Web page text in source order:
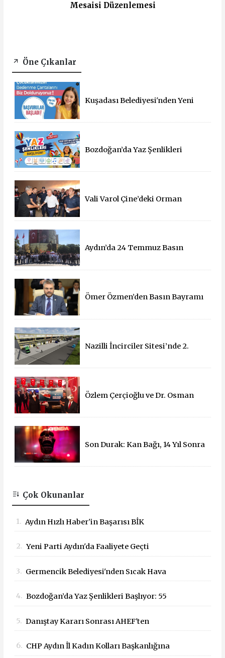
Mesaisi Düzenlemesi
Öne Çıkanlar
Kuşadası Belediyesi'nden Yeni
Bozdoğan’da Yaz Şenlikleri
Vali Varol Çine’deki Orman
Aydın’da 24 Temmuz Basın
Ömer Özmen’den Basın Bayramı
Nazilli İncirciler Sitesi’nde 2.
Özlem Çerçioğlu ve Dr. Osman
Son Durak: Kan Bağı, 14 Yıl Sonra
Çok Okunanlar
1. Aydın Hızlı Haber'in Başarısı BİK
2. Yeni Parti Aydın'da Faaliyete Geçti
3. Germencik Belediyesi'nden Sıcak Hava
4. Bozdoğan’da Yaz Şenlikleri Başlıyor: 55
5. Danıştay Kararı Sonrası AHEF'ten
Çağrısı
6. CHP Aydın İl Kadın Kolları Başkanlığına